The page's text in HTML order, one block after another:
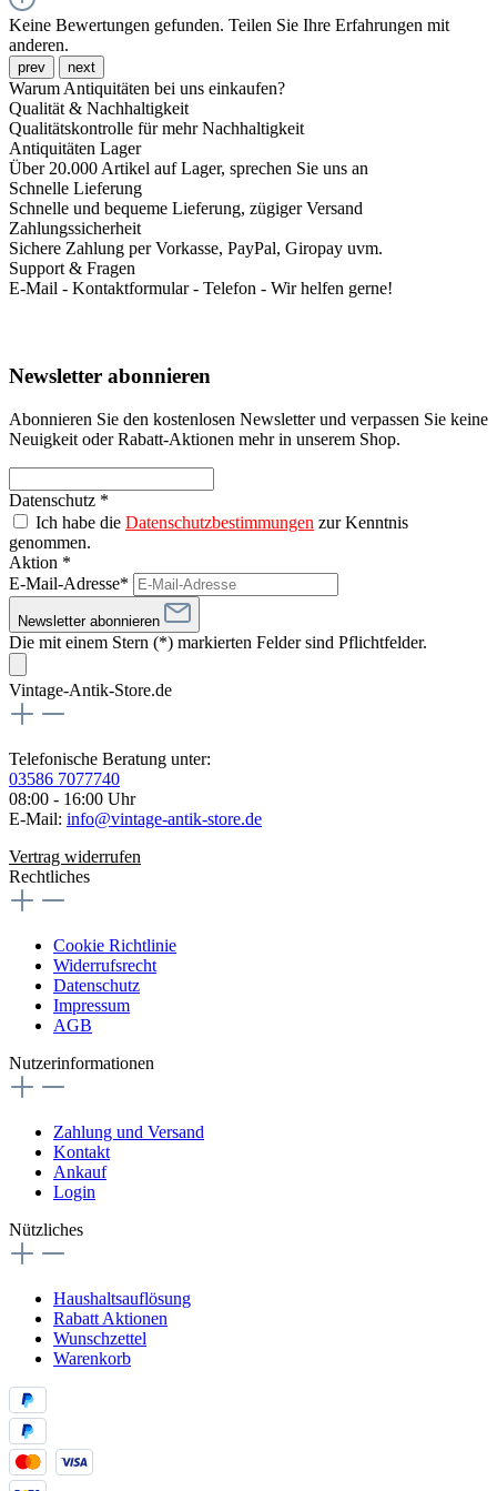
Keine Bewertungen gefunden. Teilen Sie Ihre Erfahrungen mit
anderen.
prev next
Warum Antiquitäten bei uns einkaufen?
Qualität & Nachhaltigkeit
Qualitätskontrolle für mehr Nachhaltigkeit
Antiquitäten Lager
Über 20.000 Artikel auf Lager, sprechen Sie uns an
Schnelle Lieferung
Schnelle und bequeme Lieferung, zügiger Versand
Zahlungssicherheit
Sichere Zahlung per Vorkasse, PayPal, Giropay uvm.
Support & Fragen
E-Mail - Kontaktformular - Telefon - Wir helfen gerne!
Newsletter abonnieren
Abonnieren Sie den kostenlosen Newsletter und verpassen Sie keine
Neuigkeit oder Rabatt-Aktionen mehr in unserem Shop.
Datenschutz *
Ich habe die Datenschutzbestimmungen zur Kenntnis
genommen.
Aktion *
E-Mail-Adresse*
Newsletter abonnieren
Die mit einem Stern (*) markierten Felder sind Pflichtfelder.
Vintage-Antik-Store.de
Telefonische Beratung unter:
03586 7077740
08:00 - 16:00 Uhr
E-Mail: info@vintage-antik-store.de
Vertrag widerrufen
Rechtliches
Cookie Richtlinie
Widerrufsrecht
Datenschutz
Impressum
AGB
Nutzerinformationen
Zahlung und Versand
Kontakt
Ankauf
Login
Nützliches
Haushaltsauflösung
Rabatt Aktionen
Wunschzettel
Warenkorb